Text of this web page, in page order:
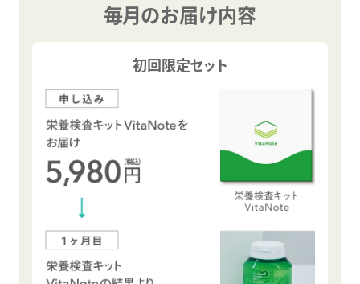
毎月のお届け内容
初回限定セット